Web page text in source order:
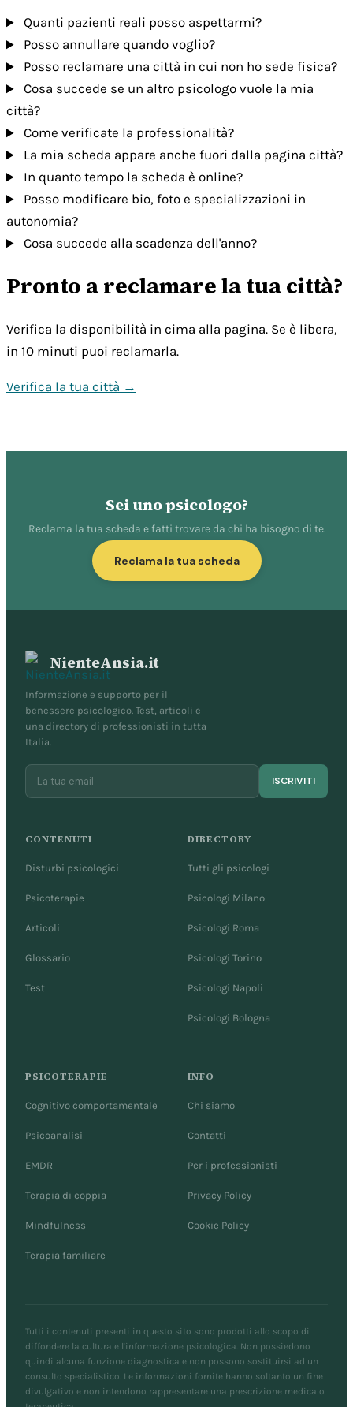
Quanti pazienti reali posso aspettarmi?
Posso annullare quando voglio?
Posso reclamare una città in cui non ho sede fisica?
Cosa succede se un altro psicologo vuole la mia
città?
Come verificate la professionalità?
La mia scheda appare anche fuori dalla pagina città?
In quanto tempo la scheda è online?
Posso modificare bio, foto e specializzazioni in
autonomia?
Cosa succede alla scadenza dell'anno?
Pronto a reclamare la tua città?
Verifica la disponibilità in cima alla pagina. Se è libera,
in 10 minuti puoi reclamarla.
Verifica la tua città →
Sei uno psicologo?
Reclama la tua scheda e fatti trovare da chi ha bisogno di te.
Reclama la tua scheda
NienteAnsia.it
Informazione e supporto per il
benessere psicologico. Test, articoli e
una directory di professionisti in tutta
Italia.
ISCRIVITI
CONTENUTI
Disturbi psicologici
Psicoterapie
Articoli
Glossario
Test
DIRECTORY
Tutti gli psicologi
Psicologi Milano
Psicologi Roma
Psicologi Torino
Psicologi Napoli
Psicologi Bologna
PSICOTERAPIE
Cognitivo comportamentale
Psicoanalisi
EMDR
Terapia di coppia
Mindfulness
Terapia familiare
INFO
Chi siamo
Contatti
Per i professionisti
Privacy Policy
Cookie Policy
Tutti i contenuti presenti in questo sito sono prodotti allo scopo di
diffondere la cultura e l'informazione psicologica. Non possiedono
quindi alcuna funzione diagnostica e non possono sostituirsi ad un
consulto specialistico. Le informazioni fornite hanno soltanto un fine
divulgativo e non intendono rappresentare una prescrizione medica o